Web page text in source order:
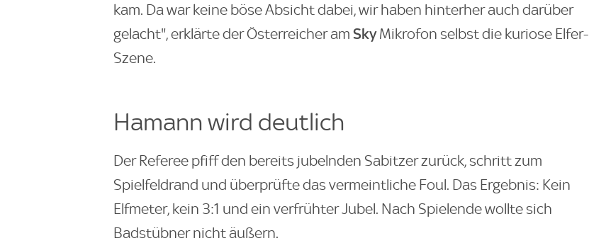
kam. Da war keine böse Absicht dabei, wir haben hinterher auch darüber
gelacht", erklärte der Österreicher am SkyMikrofon selbst die kuriose Elfer-
Szene.
Hamann wird deutlich
Der Referee pfiff den bereits jubelnden Sabitzer zurück, schritt zum
Spielfeldrand und überprüfte das vermeintliche Foul. Das Ergebnis: Kein
Elfmeter, kein 3:1 und ein verfrühter Jubel. Nach Spielende wollte sich
Badstübner nicht äußern.